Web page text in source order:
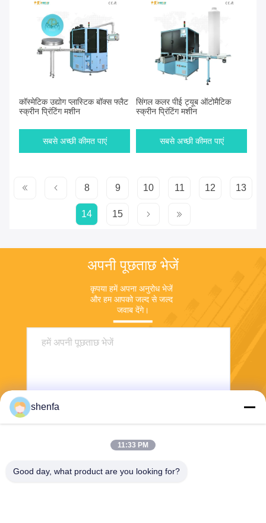
कॉस्मेटिक उद्योग प्लास्टिक बॉक्स फ्लैट
स्क्रीन प्रिंटिंग मशीन
सबसे अच्छी कीमत पाएं
सिंगल कलर पीई ट्यूब ऑटोमैटिक
स्क्रीन प्रिंटिंग मशीन
सबसे अच्छी कीमत पाएं
8 9 10 11 12 13
14 15
अपनी पूछताछ भेजें
कृपया हमें अपना अनुरोध भेजें
और हम आपको जल्द से जल्द
जवाब देंगे।
shenfa
11:33 PM
Good day, what product are you looking for?